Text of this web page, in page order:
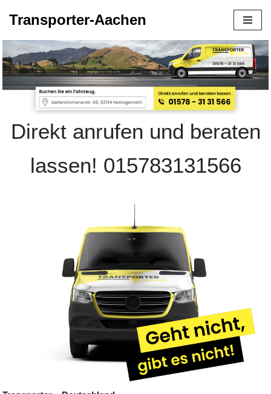
springen
Transporter-Aachen
Direkt anrufen und beraten
lassen! 015783131566